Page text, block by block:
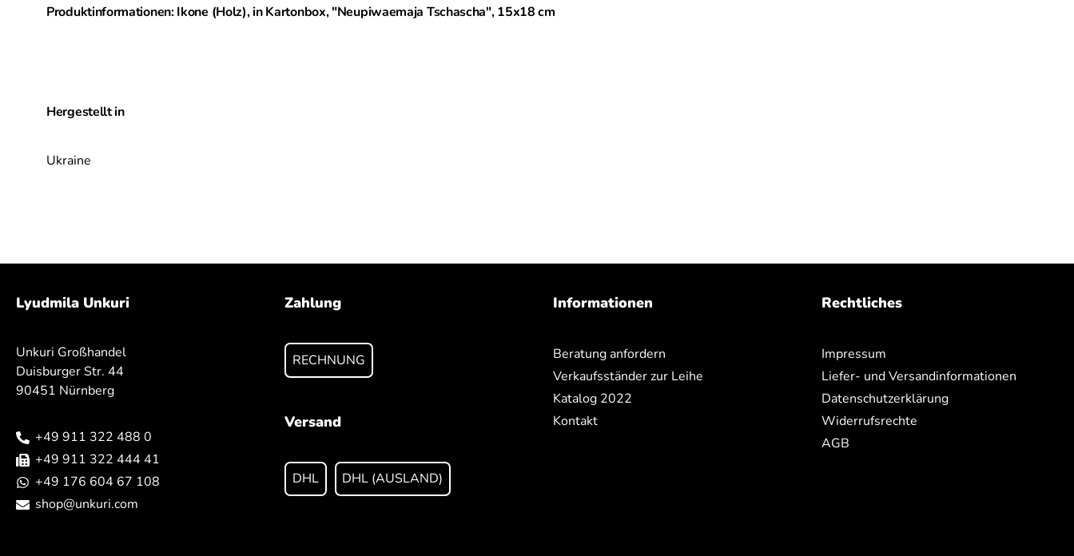
Produktinformationen: Ikone (Holz), in Kartonbox, "Neupiwaemaja Tschascha", 15x18 cm
Hergestellt in
Ukraine
Lyudmila Unkuri
Unkuri Großhandel
Duisburger Str. 44
90451 Nürnberg
+49 911 322 488 0
+49 911 322 444 41
+49 176 604 67 108
shop@unkuri.com
Zahlung
RECHNUNG
Versand
DHL DHL (AUSLAND)
Informationen
Beratung anfordern
Verkaufsständer zur Leihe
Katalog 2022
Kontakt
Rechtliches
Impressum
Liefer- und Versandinformationen
Datenschutzerklärung
Widerrufsrechte
AGB